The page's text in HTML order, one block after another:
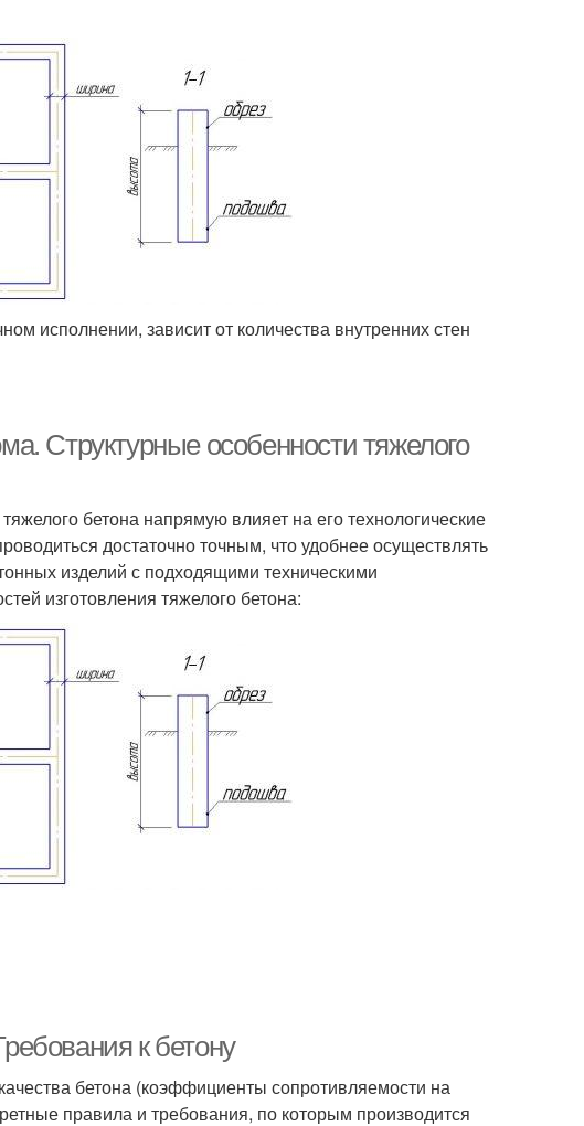
исполнении, зависит от количества внутренних стен
Структурные особенности тяжелого
бетона напрямую влияет на его технологические
достаточно точным, что удобнее осуществлять
изделий с подходящими техническими
изготовления тяжелого бетона:
к бетону
бетона (коэффициенты сопротивляемости на
правила и требования, по которым производится